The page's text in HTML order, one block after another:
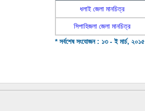
ধলাই জেলা মানচিত্র
সিপাহিজলা জেলা মানচিত্র
* সর্বশেষ সংযোজন : ১৩ - ই মার্চ, ২০১৫